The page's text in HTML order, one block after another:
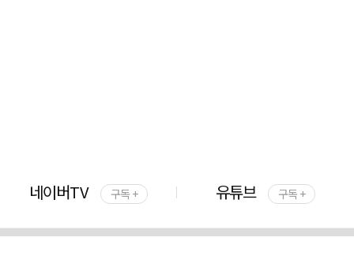
네이버TV 구독 + 유튜브 구독 +